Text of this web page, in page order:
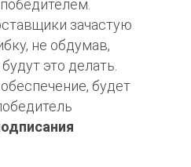
зачастую
не обдумав,
это делать.
будет